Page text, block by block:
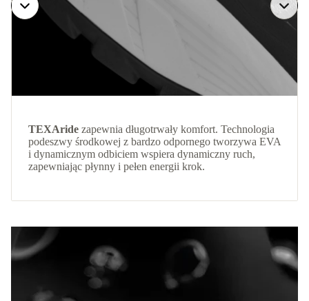
TEXAride zapewnia długotrwały komfort. Technologia
podeszwy środkowej z bardzo odpornego tworzywa EVA
i dynamicznym odbiciem wspiera dynamiczny ruch,
zapewniając płynny i pełen energii krok.